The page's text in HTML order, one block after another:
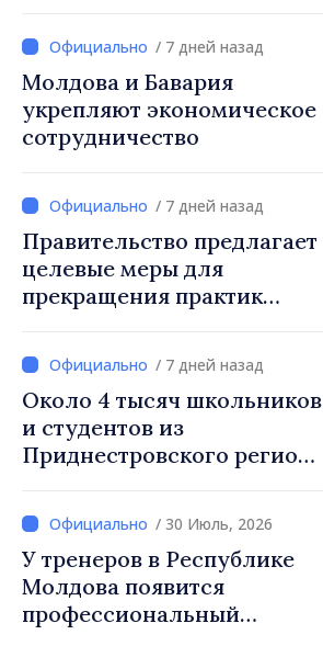
секретарь правительства
Алексей Бузу: «85,5%
примэрий инициировали
процесс. Благодарим
местных избранников за
первое место интересы
людей и развитие»
/ 7 дней назад
Молдова и Бавария
укрепляют экономическое
сотрудничество
/ 7 дней назад
Правительство предлагает
целевые меры для
прекращения практик
вознаграждения
/ 7 дней назад
Около 4 тысяч школьников
и студентов из
Приднестровского региона
национальную систему
образования/ 30 Июль, 2026
У тренеров в Республике
Молдова появится
профессиональный